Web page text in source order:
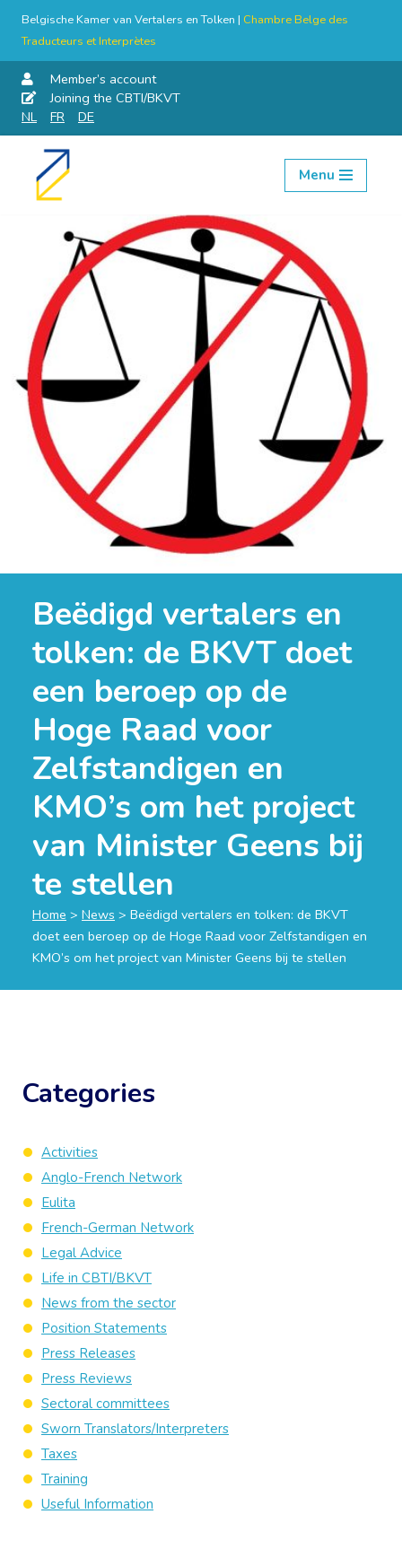
Belgische Kamer van Vertalers en Tolken | Chambre Belge des
Traducteurs et Interprètes
Member’s account
Joining the CBTI/BKVT
NL
FR DE
Skip
Menu
Beëdigd vertalers en
tolken: de BKVT doet
een beroep op de
Hoge Raad voor
Zelfstandigen en
KMO’s om het project
van Minister Geens bij
te stellen
Home > News > Beëdigd vertalers en tolken: de BKVT
doet een beroep op de Hoge Raad voor Zelfstandigen en
KMO’s om het project van Minister Geens bij te stellen
Categories
Activities
Anglo-French Network
Eulita
French-German Network
Legal Advice
Life in CBTI/BKVT
News from the sector
Position Statements
Press Releases
Press Reviews
Sectoral committees
Sworn Translators/Interpreters
Taxes
Training
Useful Information